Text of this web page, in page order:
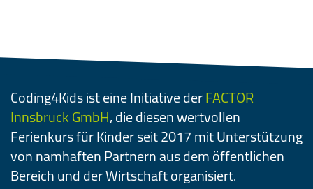
Coding4Kids ist eine Initiative derFACTOR
Innsbruck GmbH, die diesen wertvollen
Ferienkurs für Kinder seit 2017 mit Unterstützung
von namhaften Partnern aus dem öffentlichen
Bereich und der Wirtschaft organisiert.